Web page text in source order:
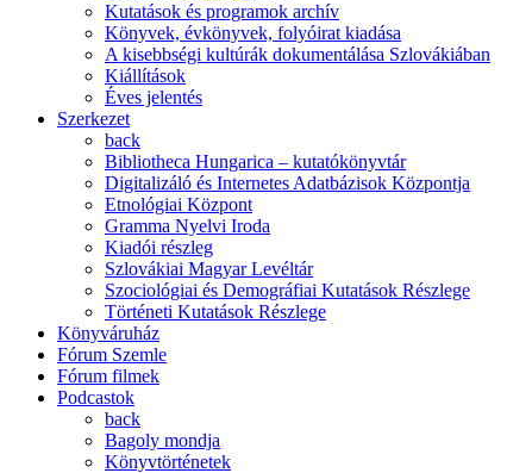
Kutatások és programok archív
Könyvek, évkönyvek, folyóirat kiadása
A kisebbségi kultúrák dokumentálása Szlovákiában
Kiállítások
Éves jelentés
Szerkezet
back
Bibliotheca Hungarica – kutatókönyvtár
Digitalizáló és Internetes Adatbázisok Központja
Etnológiai Központ
Gramma Nyelvi Iroda
Kiadói részleg
Szlovákiai Magyar Levéltár
Szociológiai és Demográfiai Kutatások Részlege
Történeti Kutatások Részlege
Könyváruház
Fórum Szemle
Fórum filmek
Podcastok
back
Bagoly mondja
Könyvtörténetek